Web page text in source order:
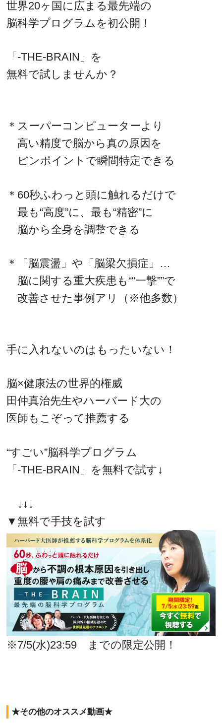
世界20ヶ国に広まる最先端の
脳科学プログラムを初公開！
「-THE-BRAIN」を
無料で試しませんか？
＊スーパーコンピューターより
高い精度で脳から真の原因を
ピンポイントで瞬間特定できる
＊60秒ふわっと頭に触れるだけで
最も“高度”に、最も“精密”に
脳から全身を調整できる
＊「脳震盪」や「脳梁欠損症」…
脳に関する重大疾患も““一撃””で
改善させた事例アリ（※他多数）
手に入れないのはもったいない！
脳×健康法の世界的権威
田仲真治先生やハーバード大の
医師もこぞって推薦する
“すごい”脳科学プログラム
「-THE-BRAIN」を無料で試す↓
↓↓↓
▼無料で手技を試す
※7/5(水)23:59 までの限定公開！
★その他のオススメ動画★